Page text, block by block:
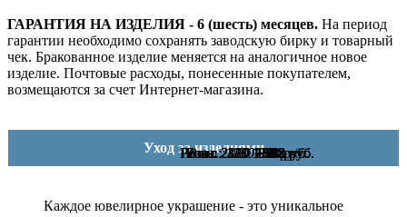
Розн.:2110 1 583руб.
Розн.:2330 1 748руб.
Розн.:2330 1 748руб.
Розн.:1150 863руб.
Розн.:980 735руб.
Розн.:1230 923руб.
ГАРАНТИЯ НА ИЗДЕЛИЯ - 6 (шесть) месяцев. На период
гарантии необходимо сохранять заводскую бирку и товарный
чек. Бракованное изделие меняется на аналогичное новое
изделие. Почтовые расходы, понесенные покупателем,
возмещаются за счет Интернет-магазина.
Уход за изделиями
Каждое ювелирное украшение - это уникальное